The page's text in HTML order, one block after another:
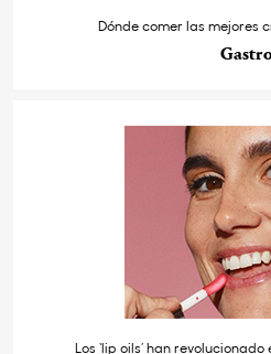
Dónde comer las mejores
Los ‘lip oils’ han